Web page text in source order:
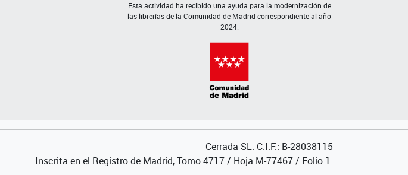
Esta actividad ha recibido una ayuda para la modernización de
las librerías de la Comunidad de Madrid correspondiente al año
2024.
Cerrada SL. C.I.F.: B-28038115
Inscrita en el Registro de Madrid, Tomo 4717 / Hoja M-77467 / Folio 1.